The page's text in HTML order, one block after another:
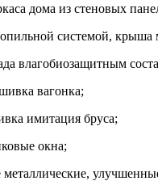
дома из стеновых
системой, крыша
влагобиозащитным
вагонка;
имитация бруса;
окна;